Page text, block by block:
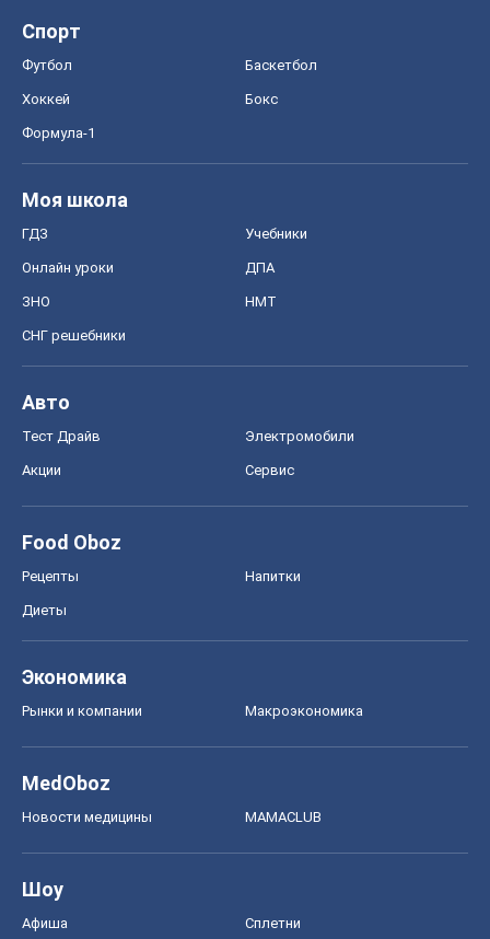
Спорт
Футбол Баскетбол
Хоккей Бокс
Формула-1
Моя школа
ГДЗ Учебники
Онлайн уроки ДПА
ЗНО НМТ
СНГ решебники
Авто
Тест Драйв Электромобили
Акции Сервис
Food Oboz
Рецепты Напитки
Диеты
Экономика
Рынки и компании Mакроэкономика
MedOboz
Новости медицины MAMACLUB
Шоу
Афиша Сплетни